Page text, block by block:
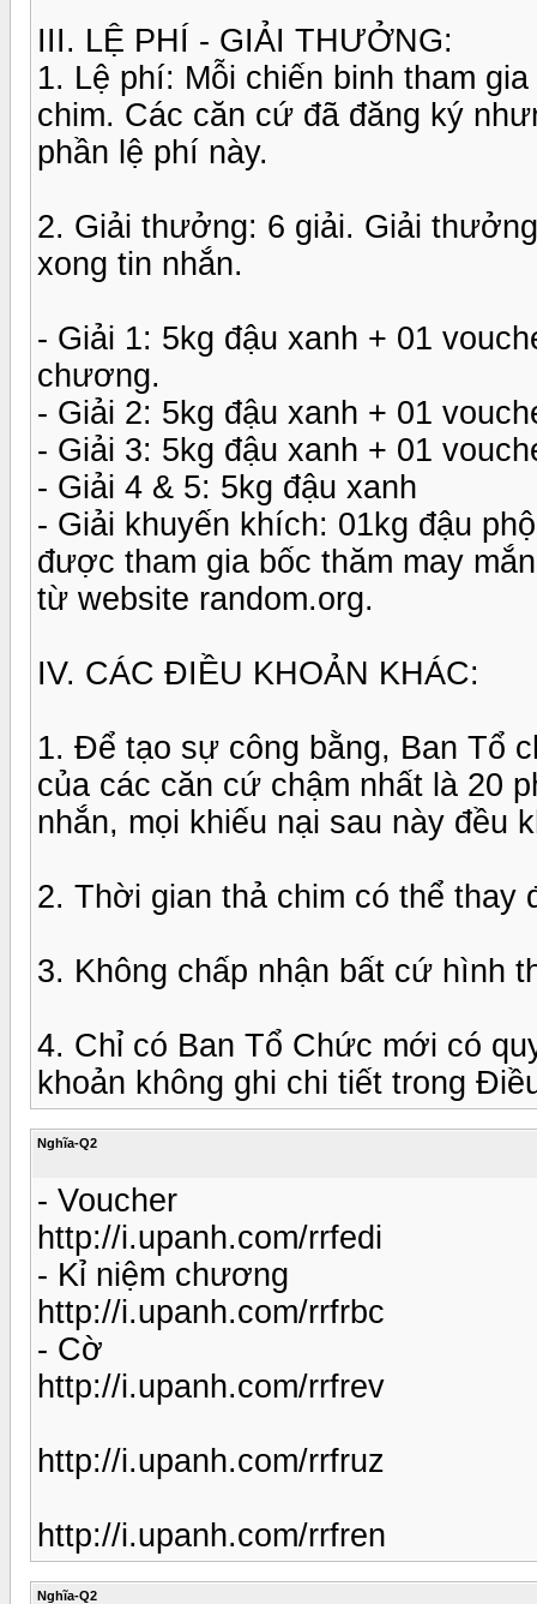
III. LỆ PHÍ - GIẢI THƯỞNG:
1. Lệ phí: Mỗi chiến binh tham
chim. Các căn cứ đã đăng ký
phần lệ phí này.
2. Giải thưởng: 6 giải. Giải
xong tin nhắn.
- Giải 1: 5kg đậu xanh + 01
chương.
- Giải 2: 5kg đậu xanh + 01
- Giải 3: 5kg đậu xanh + 01
- Giải 4 & 5: 5kg đậu xanh
- Giải khuyến khích: 01kg đậu
được tham gia bốc thăm may
từ website random.org.
IV. CÁC ĐIỀU KHOẢN KHÁC:
1. Để tạo sự công bằng, Ban Tổ
của các căn cứ chậm nhất là 20
nhắn, mọi khiếu nại sau này đều
2. Thời gian thả chim có thể thay
3. Không chấp nhận bất cứ hình
4. Chỉ có Ban Tổ Chức mới có
khoản không ghi chi tiết trong
Nghĩa-Q2
- Voucher
http://i.upanh.com/rrfedi
- Kỉ niệm chương
http://i.upanh.com/rrfrbc
- Cờ
http://i.upanh.com/rrfrev
http://i.upanh.com/rrfruz
http://i.upanh.com/rrfren
Nghĩa-Q2